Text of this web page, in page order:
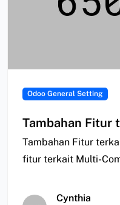
Odoo General Setting
Tambahan Fitur
Tambahan Fitur
fitur terkait Multi-
Cynthia